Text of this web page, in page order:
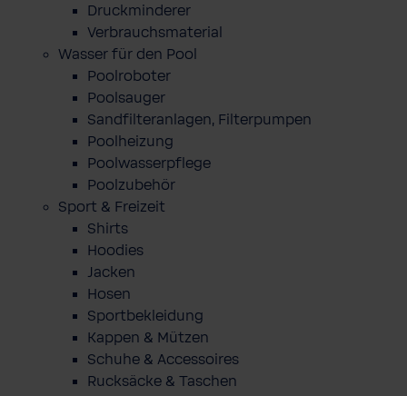
Druckminderer
Verbrauchsmaterial
Wasser für den Pool
Poolroboter
Poolsauger
Sandfilteranlagen, Filterpumpen
Poolheizung
Poolwasserpflege
Poolzubehör
Sport & Freizeit
Shirts
Hoodies
Jacken
Hosen
Sportbekleidung
Kappen & Mützen
Schuhe & Accessoires
Rucksäcke & Taschen